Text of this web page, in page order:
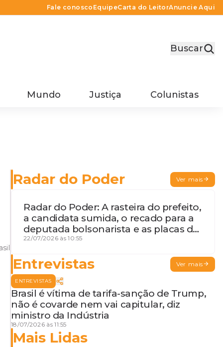
Fale conosco EquipeCarta do LeitorAnuncie Aqui
Buscar
Mundo Justiça Colunistas
Radar do Poder Ver mais
Radar do Poder: A rasteira do prefeito,
a candidata sumida, o recado para a
deputada bolsonarista e as placas da
discórdia
22/07/2026 às 10:55
Entrevistas Ver mais
ENTREVISTAS
Brasil é vítima de tarifa-sanção de Trump,
não é covarde nem vai capitular, diz
ministro da Indústria
18/07/2026 às 11:55
Mais Lidas